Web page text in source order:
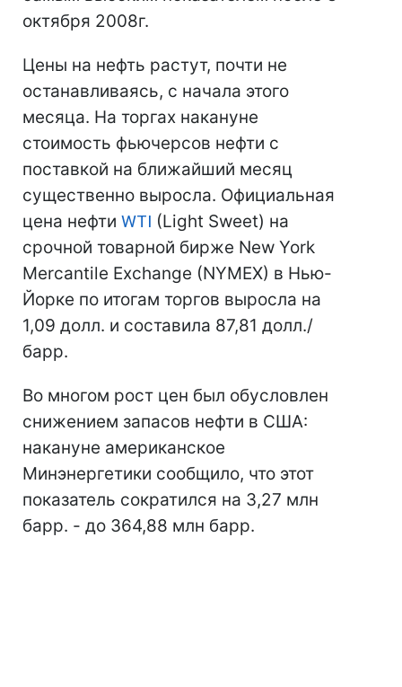
октября 2008г.
Цены на нефть растут, почти не
останавливаясь, с начала этого
месяца. На торгах накануне
стоимость фьючерсов нефти с
поставкой на ближайший месяц
существенно выросла. Официальная
цена нефти WTI (Light Sweet) на
срочной товарной бирже New York
Mercantile Exchange (NYMEX) в Нью-
Йорке по итогам торгов выросла на
1,09 долл. и составила 87,81 долл./
барр.
Во многом рост цен был обусловлен
снижением запасов нефти в США:
накануне американское
Минэнергетики сообщило, что этот
показатель сократился на 3,27 млн
барр. - до 364,88 млн барр.